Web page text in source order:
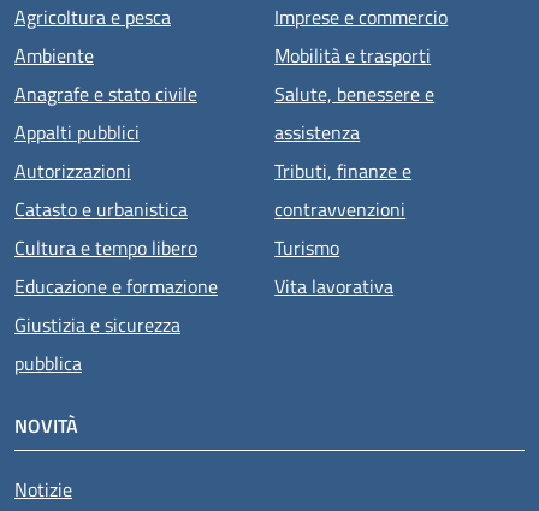
Agricoltura e pesca
Ambiente
Anagrafe e stato civile
Appalti pubblici
Autorizzazioni
Catasto e urbanistica
Cultura e tempo libero
Educazione e formazione
Giustizia e sicurezza
pubblica
Imprese e commercio
Mobilità e trasporti
Salute, benessere e
assistenza
Tributi, finanze e
contravvenzioni
Turismo
Vita lavorativa
NOVITÀ
Notizie